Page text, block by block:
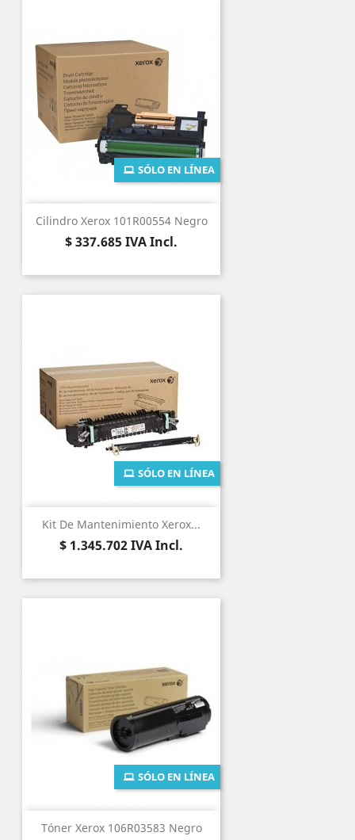
Cilindro Xerox 101R00554 Negro
Precio
$ 337.685IVA Incl.
SÓLO EN LÍNEA
Kit De Mantenimiento Xerox...
Precio
$ 1.345.702IVA Incl.
SÓLO EN LÍNEA
Tóner Xerox 106R03583 Negro
SÓLO EN LÍNEA